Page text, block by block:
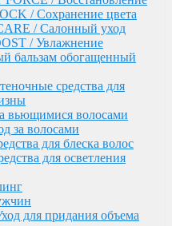
оттенки для седых волос
AMBIENT
оттенки AMBIENT
волос /
/ Ambient
краска для волос /
оттенки для седых волос
GREY
оттенки
/ Сохранение цвета
/ Салонный уход
/ Увлажнение
бальзам обогащенный
средства для
вьющимися волосами
за волосами
для блеска волос
для осветления
для придания объема